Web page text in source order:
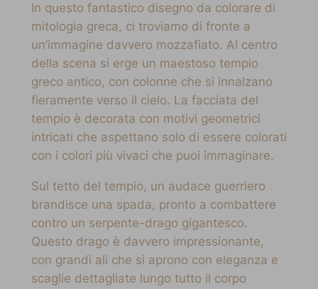
In questo fantastico disegno da colorare di
mitologia greca, ci troviamo di fronte a
un’immagine davvero mozzafiato. Al centro
della scena si erge un maestoso tempio
greco antico, con colonne che si innalzano
fieramente verso il cielo. La facciata del
tempio è decorata con motivi geometrici
intricati che aspettano solo di essere colorati
con i colori più vivaci che puoi immaginare.
Sul tetto del tempio, un audace guerriero
brandisce una spada, pronto a combattere
contro un serpente-drago gigantesco.
Questo drago è davvero impressionante,
con grandi ali che si aprono con eleganza e
scaglie dettagliate lungo tutto il corpo